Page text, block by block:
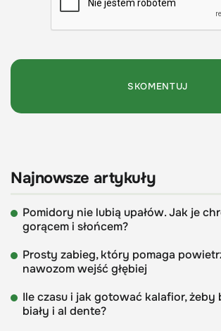
Najnowsze artykuły
Pomidory nie lubią upałów. Jak je
gorącem i słońcem?
Prosty zabieg, który pomaga
nawozom wejść głębiej
Ile czasu i jak gotować kalafior, żeby
biały i al dente?